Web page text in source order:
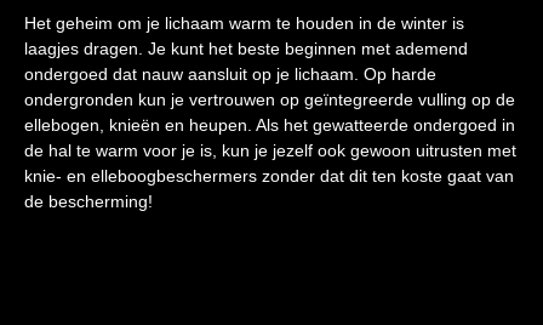
Het geheim om je lichaam warm te houden in de winter is
laagjes dragen. Je kunt het beste beginnen met ademend
ondergoed dat nauw aansluit op je lichaam. Op harde
ondergronden kun je vertrouwen op geïntegreerde vulling op de
ellebogen, knieën en heupen. Als het gewatteerde ondergoed in
de hal te warm voor je is, kun je jezelf ook gewoon uitrusten met
knie- en elleboogbeschermers zonder dat dit ten koste gaat van
de bescherming!